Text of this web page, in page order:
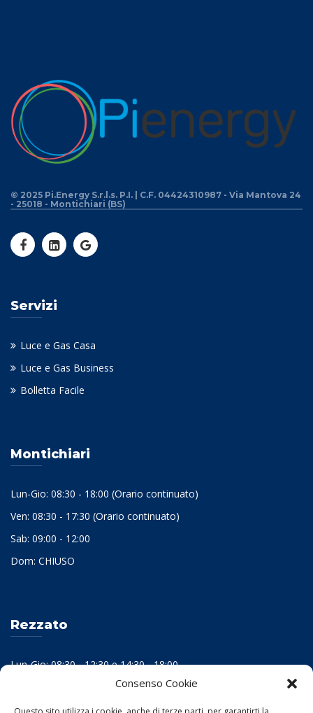
Consenso Cookie
© 2025 Pi.Energy S.r.l.s. P.I. | C.F. 04424310987 - Via Mantova 24
- 25018 - Montichiari (BS)
Servizi
Luce e Gas Casa
Luce e Gas Business
Bolletta Facile
Montichiari
Lun-Gio: 08:30 - 18:00 (Orario continuato)
Ven: 08:30 - 17:30 (Orario continuato)
Sab: 09:00 - 12:00
Dom: CHIUSO
Rezzato
Lun-Gio: 08:30 - 12:30 e 14:30 - 18:00
Ven: 08:30 - 12:30 e 14:30 - 17:30
Sab: 09:00 - 12:00